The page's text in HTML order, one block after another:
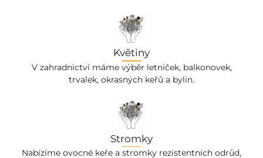
Květiny
V zahradnictví máme výběr letniček, balkonovek,
trvalek, okrasných keřů a bylin.
Stromky
Nabízíme ovocné keře a stromky rezistentních odrůd,